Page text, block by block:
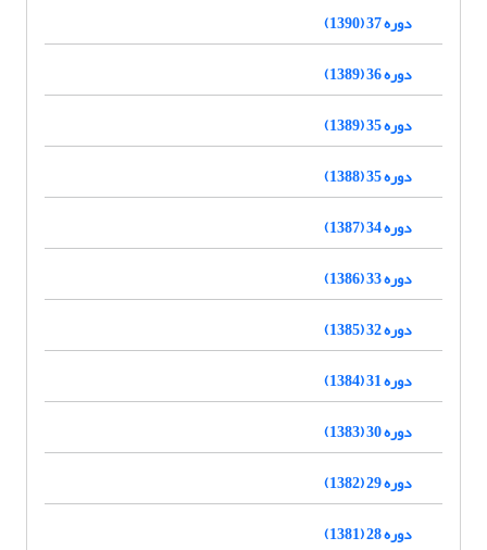
دوره 37 (1390)
دوره 36 (1389)
دوره 35 (1389)
دوره 35 (1388)
دوره 34 (1387)
دوره 33 (1386)
دوره 32 (1385)
دوره 31 (1384)
دوره 30 (1383)
دوره 29 (1382)
دوره 28 (1381)